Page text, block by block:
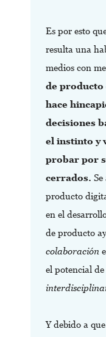
Es por esto
resulta una
medios con
de producto
hace
decisiones
el instinto y
probar por
cerrados.
producto
en el
de producto
colaboración
el potencial de
Y debido a